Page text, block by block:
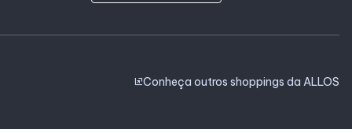
ungroupConheça outros shoppings da ALLOS